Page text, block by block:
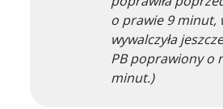
o prawie 9 minut,
wywalczyła
PB poprawiony o
minut.)